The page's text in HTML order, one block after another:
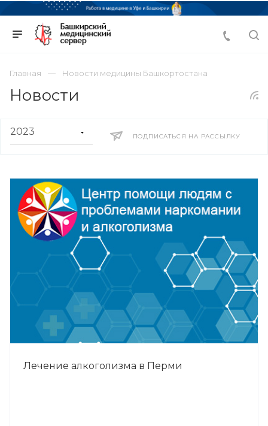
Главная Новости медицины Башкортостана
Новости
ПОДПИСАТЬСЯ НА РАССЫЛКУ
Лечение алкоголизма в Перми